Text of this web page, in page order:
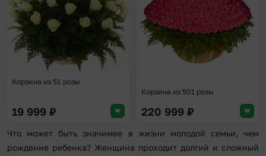
Корзина из 51 розы
19 999 ₽
Корзина из 501 розы
220 999 ₽
Что может быть значимее в жизни молодой семьи, чем
рождение ребенка? Женщина проходит долгий и сложный